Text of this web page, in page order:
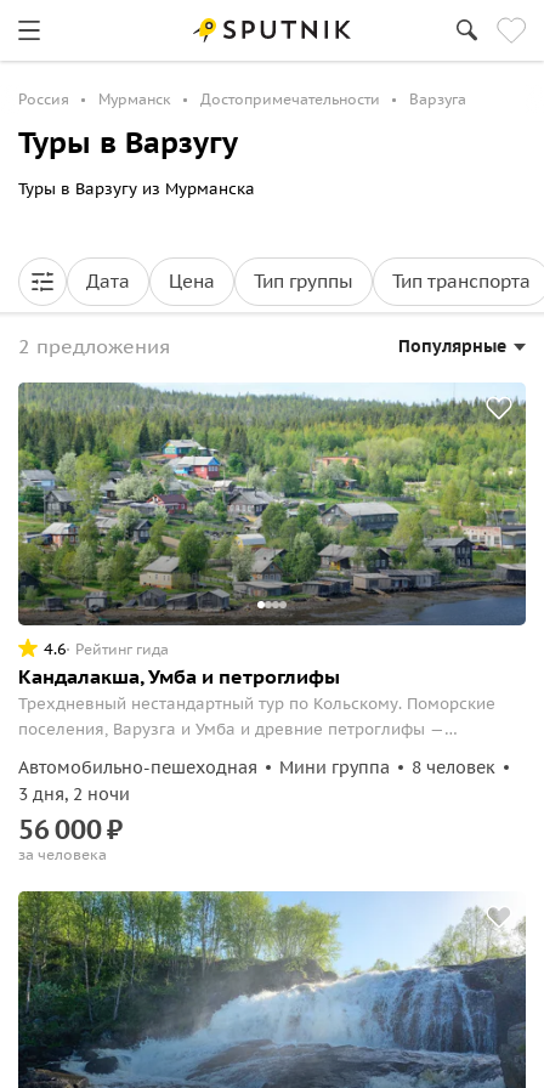
Россия Мурманск Достопримечательности Варзуга
Туры в Варзугу
Туры в Варзугу из Мурманска
Дата Цена Тип группы Тип транспорта
2 предложения Популярные
4.6 Рейтинг гида
Кандалакша, Умба и петроглифы
Трехдневный нестандартный тур по Кольскому. Поморские
поселения, Варузга и Умба и древние петроглифы —
Автомобильно-пешеходная Мини группа
8 человек
3 дня, 2 ночи
56000₽
за человека